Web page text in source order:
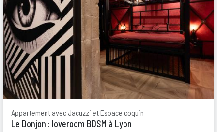
Appartement avec Jacuzzi et Espace coquin
Le Donjon : loveroom BDSM à Lyon